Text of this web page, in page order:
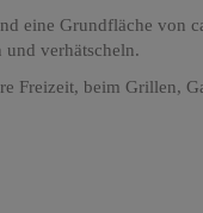
eine Grundfläche von
und verhätscheln.
Freizeit, beim Grillen,